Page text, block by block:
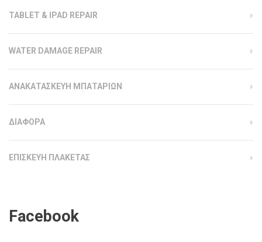
TABLET & IPAD REPAIR
WATER DAMAGE REPAIR
ΑΝΑΚΑΤΑΣΚΕΥΗ ΜΠΑΤΑΡΙΩΝ
ΔΙΑΦΟΡΑ
ΕΠΙΣΚΕΥΗ ΠΛΑΚΕΤΑΣ
Facebook